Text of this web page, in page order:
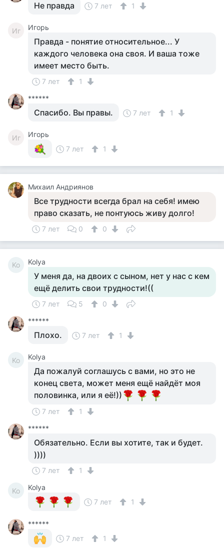
Не правда 7 лет 1
Иг Игорь
Правда - понятие относительное... У
каждого человека она своя. И ваша тоже
имеет место быть.
7 лет
1
******
Спасибо. Вы правы. 7 лет 1
Иг
Игорь
7 лет
1
Михаил Андриянов
Все трудности всегда брал на себя! имею
право сказать, не понтуюсь живу долго!
7 лет 0 0
Ko Kolya
У меня да, на двоих с сыном, нет у нас с кем
ещё делить свои трудности!((
7 лет 5
0
******
Плохо. 7 лет 1
Ko Kolya
Да пожалуй соглашусь с вами, но это не
конец света, может меня ещё найдёт моя
половинка, или я её!))
7 лет
1
******
Обязательно. Если вы хотите, так и будет.
))))
7 лет 1
Ko
Kolya
7 лет
1
******
7 лет
1